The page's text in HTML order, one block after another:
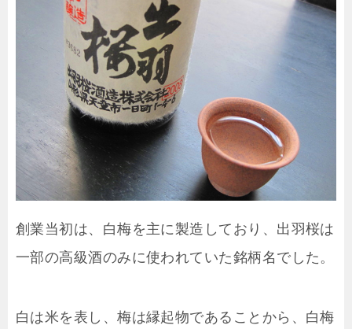
創業当初は、白梅を主に製造しており、出羽桜は
一部の高級酒のみに使われていた銘柄名でした。
白は米を表し、梅は縁起物であることから、白梅